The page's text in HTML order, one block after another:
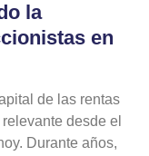
la
en
de las rentas
desde el
Durante años,